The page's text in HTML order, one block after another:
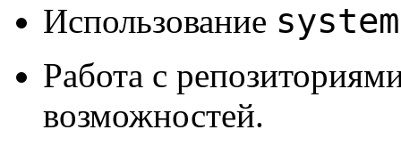
Использование
Работа с
возможностей.